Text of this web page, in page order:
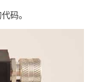
码。